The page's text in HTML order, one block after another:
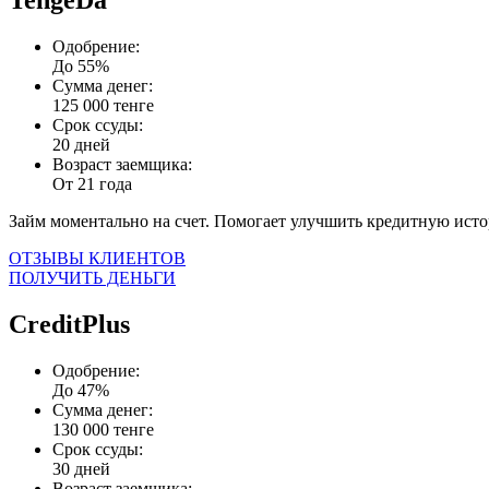
Одобрение:
До 55%
Сумма денег:
125 000 тенге
Срок ссуды:
20 дней
Возраст заемщика:
От 21 года
Займ моментально на счет. Помогает улучшить кредитную
ОТЗЫВЫ КЛИЕНТОВ
ПОЛУЧИТЬ ДЕНЬГИ
CreditPlus
Одобрение:
До 47%
Сумма денег:
130 000 тенге
Срок ссуды:
30 дней